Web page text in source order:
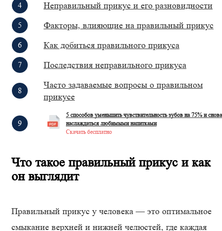
Неправильный прикус и его разновидности
Факторы, влияющие на правильный прикус
Как добиться правильного прикуса
Последствия неправильного прикуса
Часто задаваемые вопросы о правильном
прикусе
5 способов уменьшить чувствительность зубов на 75% и снова
наслаждаться любимыми напитками
Скачать бесплатно
Что такое правильный прикус и как
он выглядит
Правильный прикус у человека — это оптимальное
смыкание верхней и нижней челюстей, где каждая